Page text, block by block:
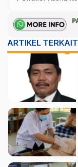
ARTIKEL TERKAIT